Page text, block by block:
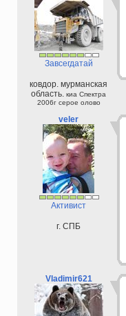
Завсегдатай
ковдор. мурманская
область. киа Спектра
2006г серое олово
veler
Активист
г. СПБ
Vladimir621